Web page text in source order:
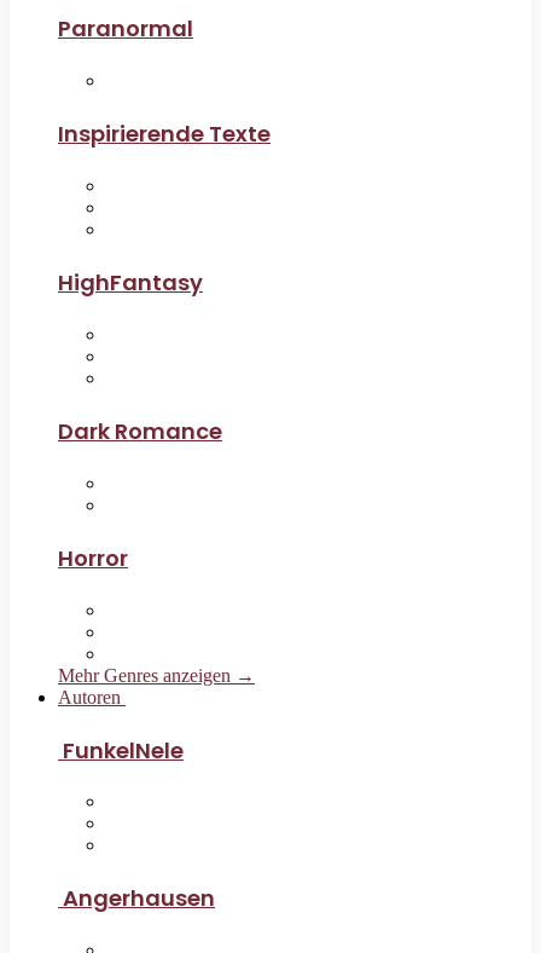
Paranormal
Inspirierende Texte
HighFantasy
Dark Romance
Horror
Mehr Genres anzeigen →
Autoren
FunkelNele
Angerhausen